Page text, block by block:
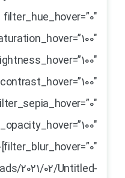
filter_hue_hover=”0″
2021/02/Untitled-